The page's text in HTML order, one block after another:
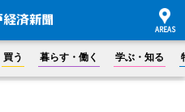
買う 暮らす・働く 学ぶ・知る